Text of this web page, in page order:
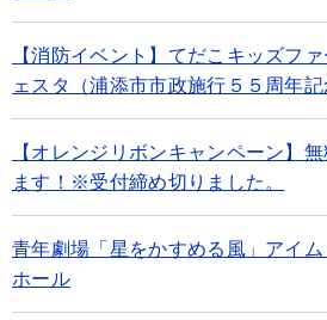
【消防イベント】てだこキッズフ
ェスタ（浦添市市政施行５５周年記
【オレンジリボンキャンペーン】
ます！※受付締め切りました。
青年劇場「星をかすめる風」アイ
ホール